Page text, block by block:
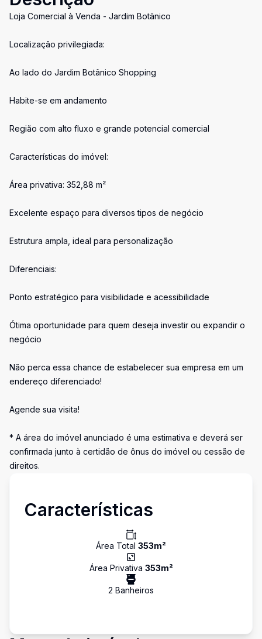
Loja Comercial à Venda - Jardim Botânico
Localização privilegiada:
Ao lado do Jardim Botânico Shopping
Habite-se em andamento
Região com alto fluxo e grande potencial comercial
Características do imóvel:
Área privativa: 352,88 m²
Excelente espaço para diversos tipos de negócio
Estrutura ampla, ideal para personalização
Diferenciais:
Ponto estratégico para visibilidade e acessibilidade
Ótima oportunidade para quem deseja investir ou expandir o
negócio
Não perca essa chance de estabelecer sua empresa em um
endereço diferenciado!
Agende sua visita!
* A área do imóvel anunciado é uma estimativa e deverá ser
confirmada junto à certidão de ônus do imóvel ou cessão de
direitos.
Características
Área Total 353m²
Área Privativa 353m²
2 Banheiros